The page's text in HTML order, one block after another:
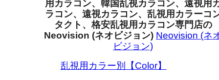
用カラコン、韓国乱視カラコン、遠視用
ラコン、遠視カラコン、乱視用カラーコ
タクト、格安乱視用カラコン専門店の
Neovision (ネオビジョン) Neovision (ネ
ビジョン)
乱視用カラー別【Color】